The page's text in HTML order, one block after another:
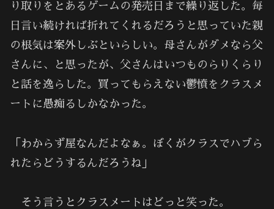
り取りをとあるゲームの発売日まで繰り返した。毎
日言い続ければ折れてくれるだろうと思っていた親
の根気は案外しぶといらしい。母さんがダメなら父
さんに、と思ったが、父さんはいつものらりくらり
と話を逸らした。買ってもらえない鬱憤をクラスメ
ートに愚痴るしかなかった。
「わからず屋なんだよなぁ。ぼくがクラスでハブら
れたらどうするんだろうね」
そう言うとクラスメートはどっと笑った。